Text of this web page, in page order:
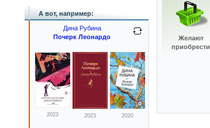
Желают
приобрести
А вот, например:
Дина Рубина
Почерк Леонардо
2023 2023 2020